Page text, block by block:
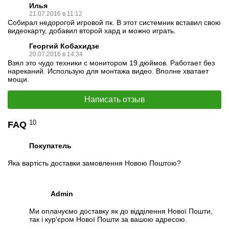
Отзывы о комплектующих
Intel Core 2 Quad Q8200
комнаты+скачивал+архивировал и даже было, дело,
устанавливал игру+программу и проверял антивирусником
компьютер на вирусы - представьте себе, а комп вообще не
зависал! И все это, я одновременно запускал! И даже сейчас
прекрасную работу, низкий поклон!
процесорах:http://price.ua/core_2_quad_q8200/otzivi/117115.html
https://petromap.ru/market/ModelOpinions/91019/2509608?
Илья
21.07.2016 в 11:12
Собирал недорогой игровой пк. В этот системник вставил свою
видеокарту, добавил второй хард и можно играть.
Георгий Кобахидзе
20.07.2016 в 14:34
Взял это чудо техники с монитором 19 дюймов. Работает без
нареканий. Использую для монтажа видео. Вполне хватает
мощи.
Написать отзыв
FAQ 10
Покупатель
Яка вартість доставки замовлення Новою Поштою?
Admin
Ми оплачуємо доставку як до відділення Нової Пошти,
так і кур'єром Нової Пошти за вашою адресою.